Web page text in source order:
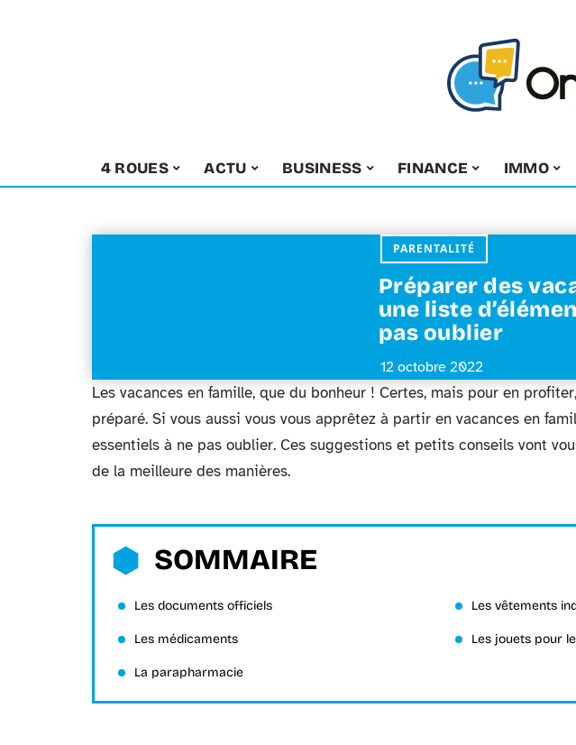
4 ROUES ACTU BUSINESS FINANCE IMMO
PARENTALITÉ
Préparer des
une liste
pas oublier
12 octobre 2022
Les vacances en famille, que du bonheur ! Certes, mais pour en
préparé. Si vous aussi vous vous apprêtez à partir en vacances en
essentiels à ne pas oublier. Ces suggestions et petits conseils vont
de la meilleure des manières.
SOMMAIRE
Les documents officiels
Les médicaments
La parapharmacie
Les vêtements
Les jouets pour